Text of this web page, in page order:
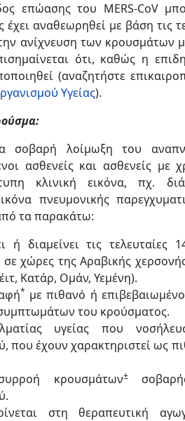
επώασης του MERS-CoV
αναθεωρηθεί με βάση τις
ανίχνευση των κρουσμάτων
ότι, καθώς η
(αναζητήστε
Υγείας).
σοβαρή λοίμωξη του
ασθενείς και ασθενείς
κλινική εικόνα, πχ.
πνευμονικής
τα παρακάτω:
ή διαμείνει τις
χώρες της Αραβικής
Κατάρ, Ομάν, Υεμένη).
* με πιθανό ή
του κρούσματος.
υγείας που
που έχουν χαρακτηριστεί ως
κρουσμάτων±
στη θεραπευτική